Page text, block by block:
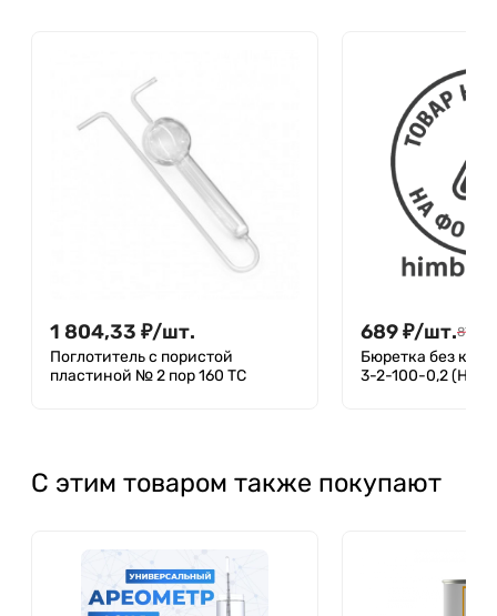
1 804,33 ₽/шт.
Поглотитель с пористой
пластиной № 2 пор 160 ТС
689₽/шт.870
Бюретка без
3-2-100-0,2 (Не
С этим товаром также покупают